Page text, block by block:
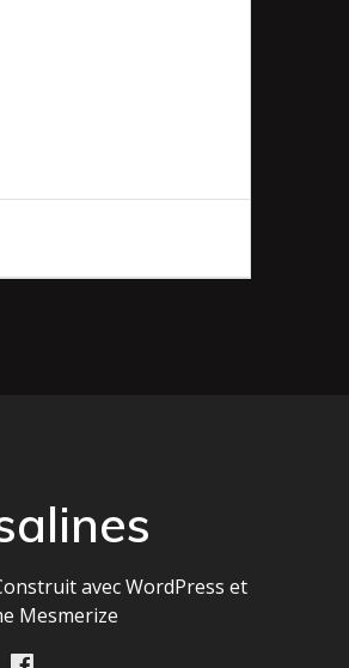
avec WordPress et
Mesmerize